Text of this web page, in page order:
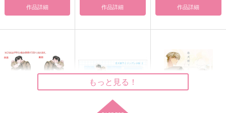
されど ひと世の 夢見
（税込）
されど情けは人のため
にならず
束子
629円（税込）
摂津のきり丸
このミッション長期
戦！？
陽だまり屋
1,650円（税込）
作品詳細 作品詳細 作品詳細
もっと見る！